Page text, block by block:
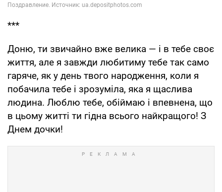
***
Доню, ти звичайно вже велика — і в тебе своє
життя, але я завжди любитиму тебе так само
гаряче, як у день твого народження, коли я
побачила тебе і зрозуміла, яка я щаслива
людина. Люблю тебе, обіймаю і впевнена, що
в цьому житті ти гідна всього найкращого! З
Днем дочки!